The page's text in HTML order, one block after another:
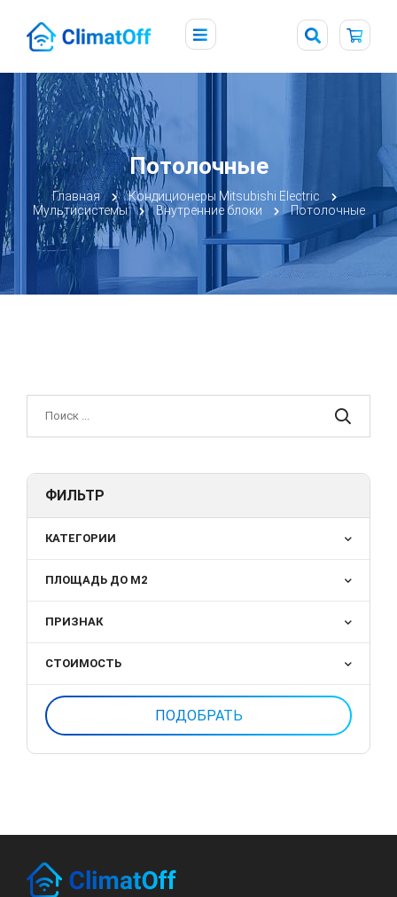
Потолочные
Главная
Кондиционеры Mitsubishi Electric
Мультисистемы
Внутренние блоки Потолочные
ФИЛЬТР
КАТЕГОРИИ
ПЛОЩАДЬ ДО М2
ПРИЗНАК
СТОИМОСТЬ